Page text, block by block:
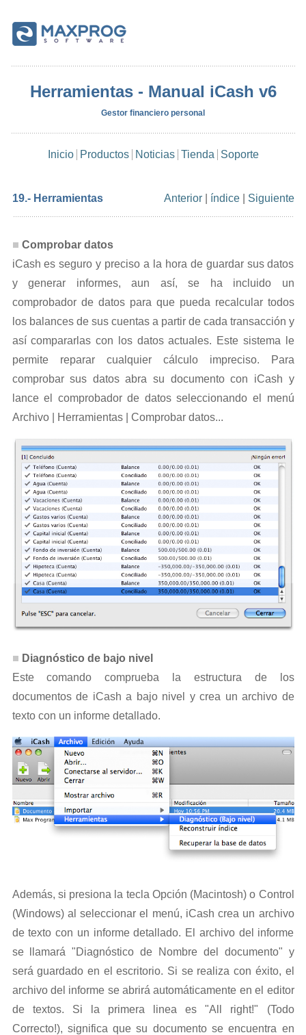
Herramientas - Manual iCash v6
Gestor financiero personal
Inicio Productos Noticias Tienda Soporte
19.- Herramientas Anterior| índice| Siguiente
Comprobar datos
iCash es seguro y preciso a la hora de guardar sus datos
y generar informes, aun así, se ha incluido un
comprobador de datos para que pueda recalcular todos
los balances de sus cuentas a partir de cada transacción y
así compararlas con los datos actuales. Este sistema le
permite reparar cualquier cálculo impreciso. Para
comprobar sus datos abra su documento con iCash y
lance el comprobador de datos seleccionando el menú
Archivo | Herramientas | Comprobar datos...
Diagnóstico de bajo nivel
Este comando comprueba la estructura de los
documentos de iCash a bajo nivel y crea un archivo de
texto con un informe detallado.
Además, si presiona la tecla Opción (Macintosh) o Control
(Windows) al seleccionar el menú, iCash crea un archivo
de texto con un informe detallado. El archivo del informe
se llamará "Diagnóstico de Nombre del documento" y
será guardado en el escritorio. Si se realiza con éxito, el
archivo del informe se abrirá automáticamente en el editor
de textos. Si la primera linea es "All right!" (Todo
Correcto!), significa que su documento se encuentra en